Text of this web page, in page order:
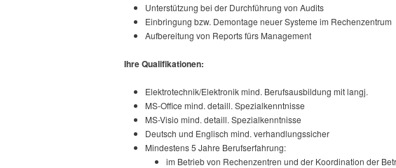
Unterstützung bei der Durchführung von Audits
Einbringung bzw. Demontage neuer Systeme im Rechenzentrum
Aufbereitung von Reports fürs Management
Ihre Qualifikationen:
Elektrotechnik/Elektronik mind. Berufsausbildung mit langj.
MS-Office mind. detaill. Spezialkenntnisse
MS-Visio mind. detaill. Spezialkenntnisse
Deutsch und Englisch mind. verhandlungssicher
Mindestens 5 Jahre Berufserfahrung:
im Betrieb von Rechenzentren und der Koordination der